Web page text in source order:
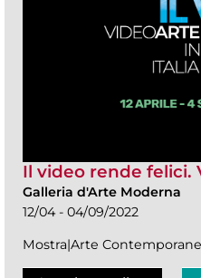
Il video rende felici.
Galleria d'Arte Moderna
12/04 - 04/09/2022
Mostra|Arte